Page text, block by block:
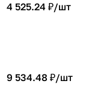
4 525.24 ₽/шт
9 534.48 ₽/шт